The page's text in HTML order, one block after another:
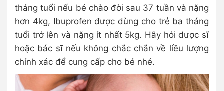
tháng tuổi nếu bé chào đời sau 37 tuần và nặng
hơn 4kg, Ibuprofen được dùng cho trẻ ba tháng
tuổi trở lên và nặng ít nhất 5kg. Hãy hỏi dược sĩ
hoặc bác sĩ nếu không chắc chắn về liều lượng
chính xác để cung cấp cho bé nhé.